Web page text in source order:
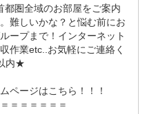
都圏全域のお部屋をご案内
難しいかな？と悩む前にお
ープまで！インターネット
作業etc..お気軽にご連絡く
内★
ページはこちら！！！
＝＝＝＝＝＝